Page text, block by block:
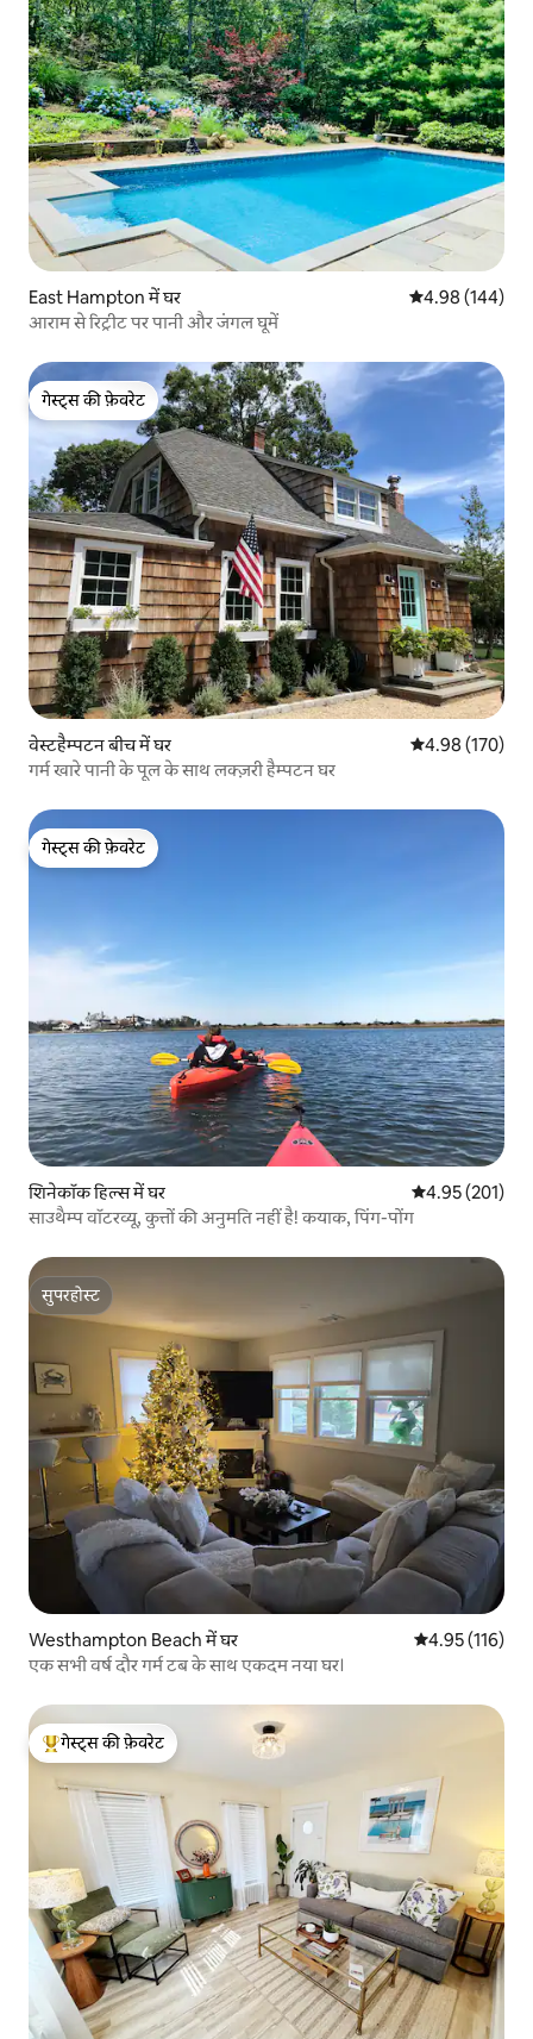
East Hampton में घर औसत रेटिंग 5 में से
4.98 (144)
आराम से रिट्रीट पर पानी और जंगल घूमें
गेस्ट्स की फ़ेवरेट
गेस्ट्स की फ़ेवरेट
वेस्टहैम्पटन बीच में घर औसत रेटिंग 5 में से
4.98 (170)
गर्म खारे पानी के पूल के साथ लक्ज़री हैम्पटन घर
गेस्ट्स की फ़ेवरेट
गेस्ट्स की फ़ेवरेट
शिनेकॉक हिल्स में घर औसत रेटिंग 5 में से
4.95 (201)
साउथैम्प वॉटरव्यू, कुत्तों की अनुमति नहीं है! कयाक, पिंग-पोंग
सुपरहोस्ट
सुपरहोस्ट
Westhampton Beach में घर औसत रेटिंग 5 में से
4.95 (116)
एक सभी वर्ष दौर गर्म टब के साथ एकदम नया घर।
गेस्ट्स का टॉप फ़ेवरेट
गेस्ट्स की फ़ेवरेट